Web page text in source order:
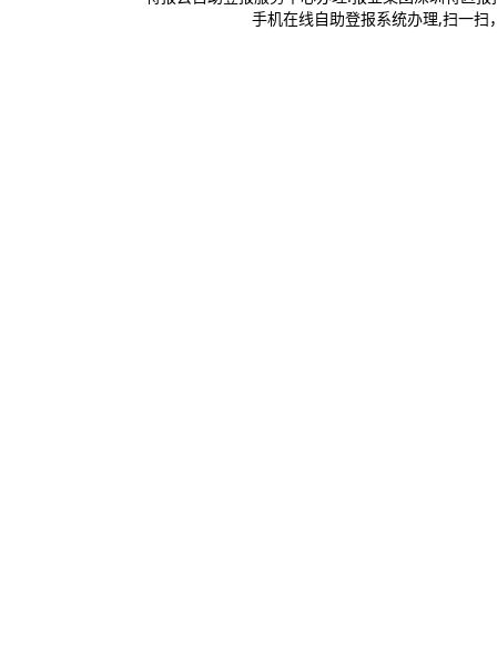
手机在线自助登报系统办理,扫一